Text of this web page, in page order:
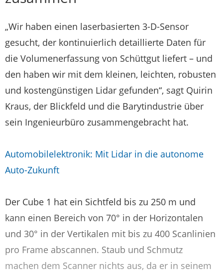
„Wir haben einen laserbasierten 3-D-Sensor
gesucht, der kontinuierlich detaillierte Daten für
die Volumenerfassung von Schüttgut liefert – und
den haben wir mit dem kleinen, leichten, robusten
und kostengünstigen Lidar gefunden“, sagt Quirin
Kraus, der Blickfeld und die Barytindustrie über
sein Ingenieurbüro zusammengebracht hat.
Automobilelektronik: Mit Lidar in die autonome
Auto-Zukunft
Der Cube 1 hat ein Sichtfeld bis zu 250 m und
kann einen Bereich von 70° in der Horizontalen
und 30° in der Vertikalen mit bis zu 400 Scanlinien
pro Frame abscannen. Staub und Schmutz
machen dem Scanner nichts aus, da er in seinem